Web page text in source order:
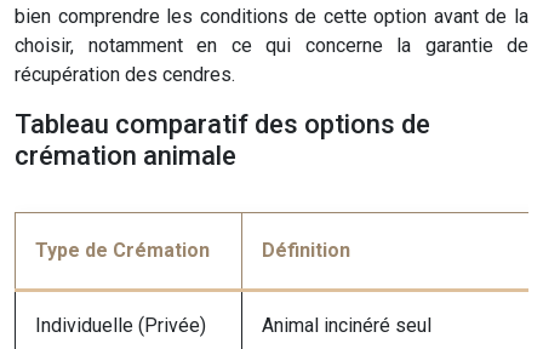
bien comprendre les conditions de cette option avant de la
choisir, notamment en ce qui concerne la garantie de
récupération des cendres.
Tableau comparatif des options de
crémation animale
Type de Crémation Définition
Individuelle (Privée) Animal incinéré seul